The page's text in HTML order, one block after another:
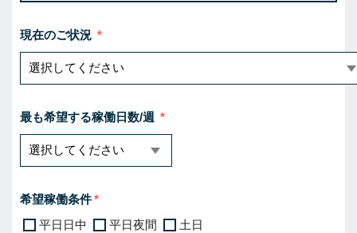
現在のご状況
最も希望する稼働日数/週
希望稼働条件
平日日中
平日夜間 土日